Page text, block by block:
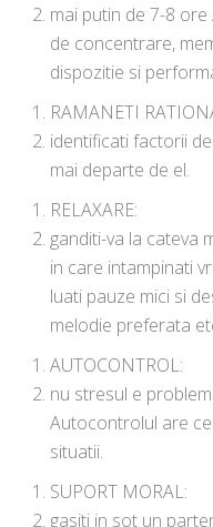
mai putin de 7-8
de concentrare,
dispozitie si
RAMANETI
identificati factorii
mai departe de el.
RELAXARE:
ganditi-va la cateva
in care intampinati
luati pauze mici si
melodie preferata
AUTOCONTROL:
nu stresul e
Autocontrolul are
situatii.
SUPORT MORAL:
gasiti in sot un